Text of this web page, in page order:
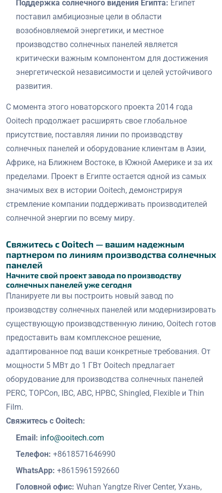
Поддержка солнечного видения Египта: Египет
поставил амбициозные цели в области
возобновляемой энергетики, и местное
производство солнечных панелей является
критически важным компонентом для достижения
энергетической независимости и целей устойчивого
развития.
С момента этого новаторского проекта 2014 года
Ooitech продолжает расширять свое глобальное
присутствие, поставляя линии по производству
солнечных панелей и оборудование клиентам в Азии,
Африке, на Ближнем Востоке, в Южной Америке и за их
пределами. Проект в Египте остается одной из самых
значимых вех в истории Ooitech, демонстрируя
стремление компании поддерживать производителей
солнечной энергии по всему миру.
Свяжитесь с Ooitech — вашим надежным
партнером по линиям производства солнечных
панелей
Начните свой проект завода по производству
солнечных панелей уже сегодня
Планируете ли вы построить новый завод по
производству солнечных панелей или модернизировать
существующую производственную линию, Ooitech готов
предоставить вам комплексное решение,
адаптированное под ваши конкретные требования. От
мощности 5 МВт до 1 ГВт Ooitech предлагает
оборудование для производства солнечных панелей
PERC, TOPCon, IBC, ABC, HPBC, Shingled, Flexible и Thin
Film.
Свяжитесь с Ooitech:
Email: info@ooitech.com
Телефон: +8618571646990
WhatsApp: +8615961592660
Головной офис: Wuhan Yangtze River Center, Ухань,